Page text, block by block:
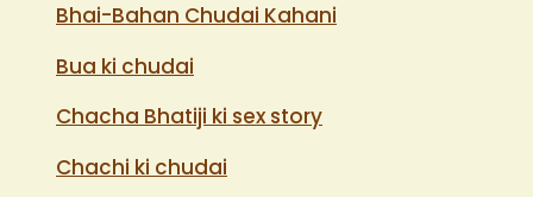
Bhai-Bahan Chudai Kahani
Bua ki chudai
Chacha Bhatiji ki sex story
Chachi ki chudai